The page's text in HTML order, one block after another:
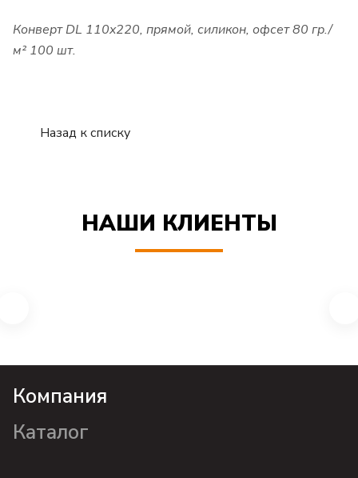
Конверт DL 110x220, прямой, силикон, офсет 80 гр./
м² 100 шт.
Назад к списку
НАШИ КЛИЕНТЫ
Компания
Каталог